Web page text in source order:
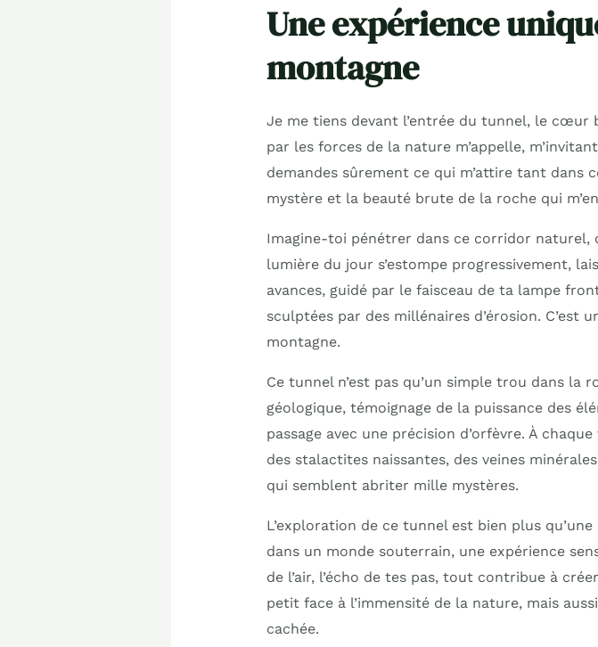
Une expérience
montagne
Je me tiens devant l’entrée du tunnel, le cœur
par les forces de la nature m’appelle,
demandes sûrement ce qui m’attire tant dans
mystère et la beauté brute de la roche qui
Imagine-toi pénétrer dans ce corridor naturel,
lumière du jour s’estompe progressivement,
avances, guidé par le faisceau de ta lampe
sculptées par des millénaires d’érosion. C’est
montagne.
Ce tunnel n’est pas qu’un simple trou dans la
géologique, témoignage de la puissance des
passage avec une précision d’orfèvre. À
des stalactites naissantes, des veines
qui semblent abriter mille mystères.
L’exploration de ce tunnel est bien plus
dans un monde souterrain, une expérience
de l’air, l’écho de tes pas, tout contribue à
petit face à l’immensité de la nature, mais
cachée.